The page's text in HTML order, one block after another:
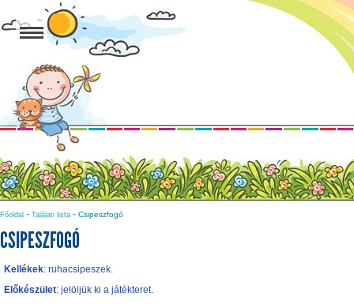
Főoldal - Találati lista - Csipeszfogó
CSIPESZFOGÓ
Kellékek: ruhacsipeszek.
Előkészület: jelöljük ki a játékteret.